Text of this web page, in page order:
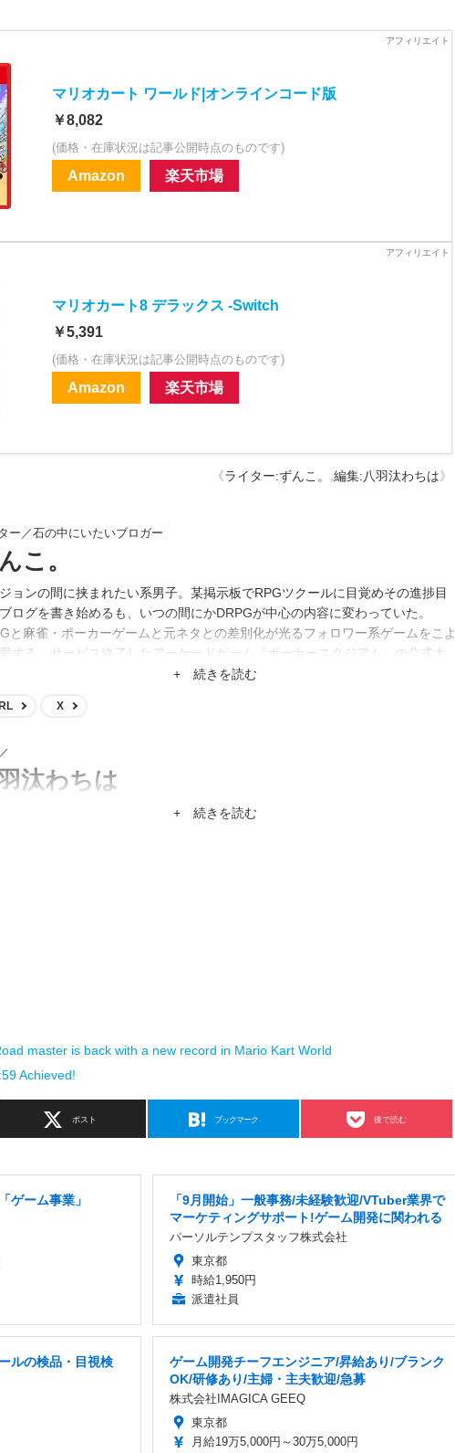
マリオカート ワールド|オンラインコード版
￥8,082
(価格・在庫状況は記事公開時点のものです)
Amazon 楽天市場
マリオカート8 デラックス -Switch
￥5,391
(価格・在庫状況は記事公開時点のものです)
Amazon 楽天市場
《ライター:ずんこ。 ,編集:八羽汰わちは》
ー／石の中にいたいブロガー
こ。
ョンの間に挟まれたい系男子。某掲示板でRPGツクールに目覚めその進捗目
ログを書き始めるも、いつの間にかDRPGが中心の内容に変わっていた。
と麻雀・ポーカーゲームと元ネタとの差別化が光るフォロワー系ゲームをこよ
する。サービス終了したアーケードゲーム『ポーカースタジアム』の公式大
勝という凄いんだか凄くないんだかわからない肩書きも持つ。
+ 続きを読む
X
汰わちは
わたわちは（回文）Game*Sparkの共同編集長。特技はヒトカラ12時間。
+ 続きを読む
master is back with a new record in Mario Kart World
Achieved!
ポスト ブックマーク 後で読む
ゲーム事業」
「9月開始」一般事務/未経験歓迎/VTuber業界で
マーケティングサポート!ゲーム開発に関われる
パーソルテンプスタッフ株式会社
東京都
時給1,950円
派遣社員
ルの検品・目視検
ゲーム開発チーフエンジニア/昇給あり/ブランク
OK/研修あり/主婦・主夫歓迎/急募
株式会社IMAGICA GEEQ
東京都
月給19万5,000円～30万5,000円